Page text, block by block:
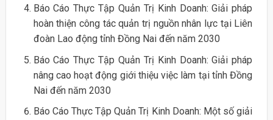
Báo Cáo Thực Tập Quản Trị Kinh Doanh: Giải pháp
hoàn thiện công tác quản trị nguồn nhân lực tại Liên
đoàn Lao động tỉnh Đồng Nai đến năm 2030
Báo Cáo Thực Tập Quản Trị Kinh Doanh: Giải pháp
nâng cao hoạt động giới thiệu việc làm tại tỉnh Đồng
Nai đến năm 2030
Báo Cáo Thực Tập Quản Trị Kinh Doanh: Một số giải